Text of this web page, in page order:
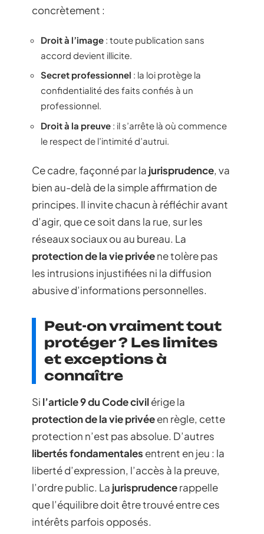
concrètement :
Droit à l’image : toute publication sans
accord devient illicite.
Secret professionnel : la loi protège la
confidentialité des faits confiés à un
professionnel.
Droit à la preuve : il s’arrête là où commence
le respect de l’intimité d’autrui.
Ce cadre, façonné par la jurisprudence, va
bien au-delà de la simple affirmation de
principes. Il invite chacun à réfléchir avant
d’agir, que ce soit dans la rue, sur les
réseaux sociaux ou au bureau. La
protection de la vie privéene tolère pas
les intrusions injustifiées ni la diffusion
abusive d’informations personnelles.
Peut-on vraiment tout
protéger ? Les limites
et exceptions à
connaître
Si l’article 9 du Code civilérige la
protection de la vie privéeen règle, cette
protection n’est pas absolue. D’autres
libertés fondamentales entrent en jeu : la
liberté d’expression, l’accès à la preuve,
l’ordre public. La jurisprudencerappelle
que l’équilibre doit être trouvé entre ces
intérêts parfois opposés.